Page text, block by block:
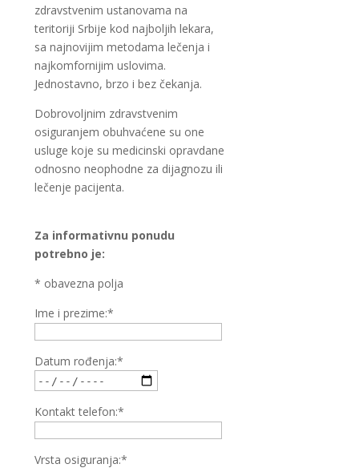
zdravstvenim ustanovama na
teritoriji Srbije kod najboljih lekara,
sa najnovijim metodama lečenja i
najkomfornijim uslovima.
Jednostavno, brzo i bez čekanja.
Dobrovoljnim zdravstvenim
osiguranjem obuhvaćene su one
usluge koje su medicinski opravdane
odnosno neophodne za dijagnozu ili
lečenje pacijenta.
Za informativnu ponudu
potrebno je:
* obavezna polja
Ime i prezime:*
Datum rođenja:*
Kontakt telefon:*
Vrsta osiguranja:*